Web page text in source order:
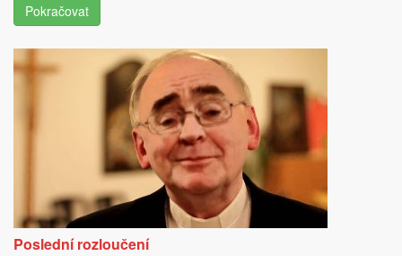
Pokračovat
Poslední rozloučení